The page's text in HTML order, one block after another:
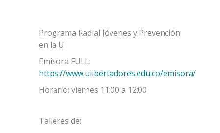
Programa Radial Jóvenes y Prevención
en la U
Emisora FULL:
https://www.ulibertadores.edu.co/emisora/
Horario: viernes 11:00 a 12:00
Talleres de: